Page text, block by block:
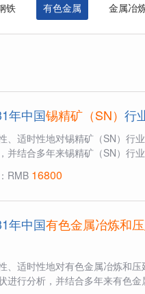
铁 有色金属 金属冶
年中国锡精矿（SN）行
、适时性地对锡精矿（SN）行
并结合多年来锡精矿（SN）行
RMB 16800
年中国有色金属冶炼和
、适时性地对有色金属冶炼和
进行分析，并结合多年来有色